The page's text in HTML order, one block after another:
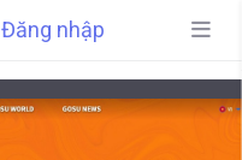
Đăng nhập